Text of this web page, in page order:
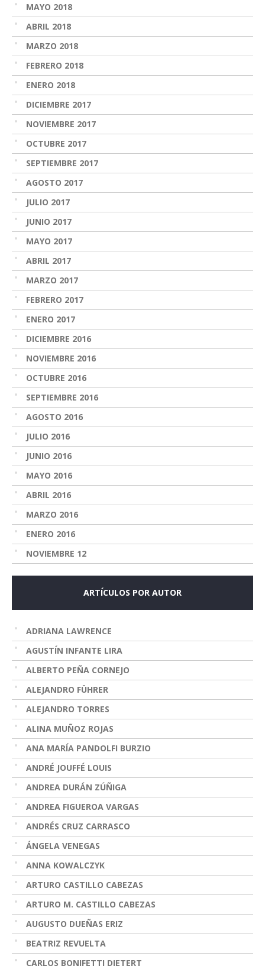
MAYO 2018
ABRIL 2018
MARZO 2018
FEBRERO 2018
ENERO 2018
DICIEMBRE 2017
NOVIEMBRE 2017
OCTUBRE 2017
SEPTIEMBRE 2017
AGOSTO 2017
JULIO 2017
JUNIO 2017
MAYO 2017
ABRIL 2017
MARZO 2017
FEBRERO 2017
ENERO 2017
DICIEMBRE 2016
NOVIEMBRE 2016
OCTUBRE 2016
SEPTIEMBRE 2016
AGOSTO 2016
JULIO 2016
JUNIO 2016
MAYO 2016
ABRIL 2016
MARZO 2016
ENERO 2016
NOVIEMBRE 12
ARTÍCULOS POR AUTOR
ADRIANA LAWRENCE
AGUSTÍN INFANTE LIRA
ALBERTO PEÑA CORNEJO
ALEJANDRO FÜHRER
ALEJANDRO TORRES
ALINA MUÑOZ ROJAS
ANA MARÍA PANDOLFI BURZIO
ANDRÉ JOUFFÉ LOUIS
ANDREA DURÁN ZÚÑIGA
ANDREA FIGUEROA VARGAS
ANDRÉS CRUZ CARRASCO
ÁNGELA VENEGAS
ANNA KOWALCZYK
ARTURO CASTILLO CABEZAS
ARTURO M. CASTILLO CABEZAS
AUGUSTO DUEÑAS ERIZ
BEATRIZ REVUELTA
CARLOS BONIFETTI DIETERT